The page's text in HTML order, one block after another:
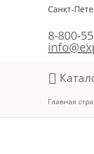
Санкт-
8-800-
Главная